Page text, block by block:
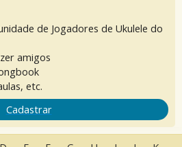
de Jogadores de Ukulele do
amigos
etc.
Cadastrar